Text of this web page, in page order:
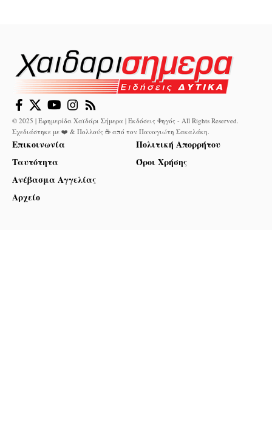
© 2025 | Εφημερίδα Χαϊδάρι Σήμερα | Εκδόσεις Φηγός - All Rights Reserved.
Σχεδιάστηκε με ❤️ & Πολλούς ☕ από τον Παναγιώτη Σακαλάκη
Επικοινωνία
Ταυτότητα
Ανέβασμα Αγγελίας
Αρχείο
Πολιτική Απορρήτου
Όροι Χρήσης